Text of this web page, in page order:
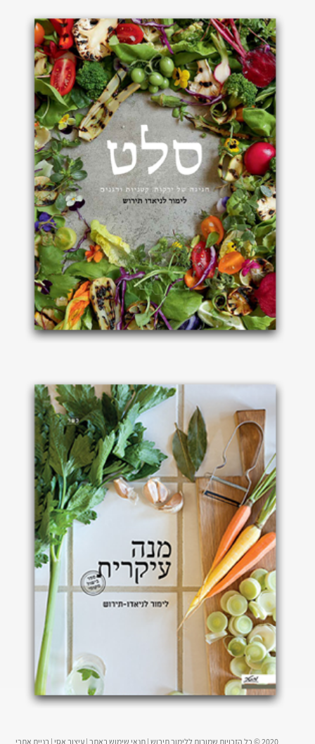
2020 © כל הזכויות שמורות ללימור תירוש | תנאי שימוש באתר | עיצוב אסי| בניית אתרי